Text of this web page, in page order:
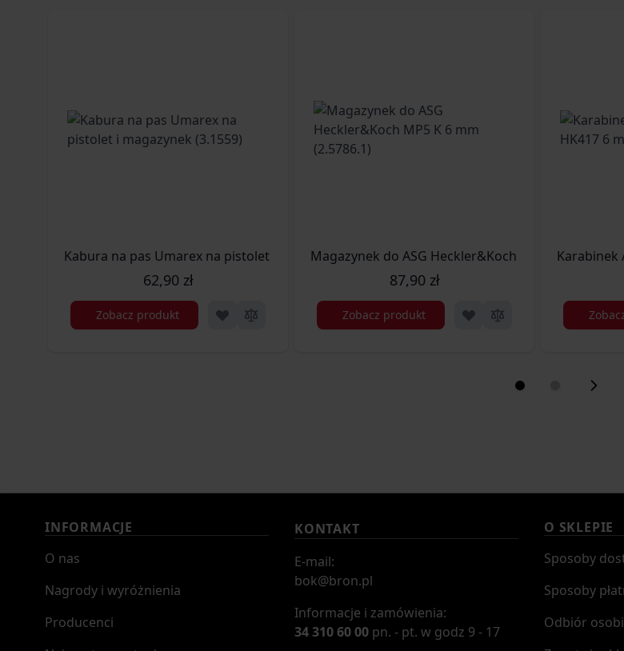
Kabura na pas Umarex na pistolet i magazynek (3.1559)
62,90 zł
Zobacz produkt
Magazynek do ASG Heckler&Koch MP5 K 6 mm
87,90 zł
Zobacz produkt
Karabinek
INFORMACJE
O nas
Nagrody i wyróżnienia
Producenci
KONTAKT
E-mail:
bok@bron.pl
Informacje i zamówienia:
34 310 60 00 pn. - pt. w godz 9 - 17
O SKLEPIE
Sposoby
Sposoby
Odbiór